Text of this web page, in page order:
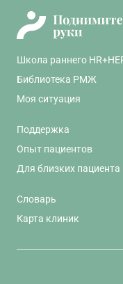
Школа раннего
Библиотека РМЖ
Моя ситуация
Поддержка
Опыт пациентов
Для близких пациента
Словарь
Карта клиник